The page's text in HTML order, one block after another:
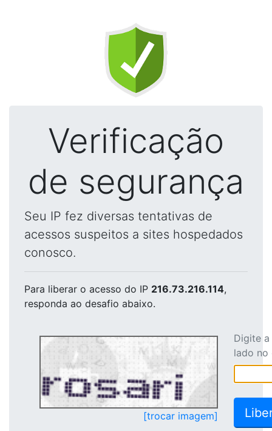
Verificação
de segurança
Seu IP fez diversas tentativas de
acessos suspeitos a sites hospedados
conosco.
Para liberar o acesso do IP 216.73.216.114,
responda ao desafio abaixo.
[trocar imagem]
Digite
lado no